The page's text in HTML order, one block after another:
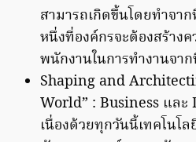
สามารถเกิดขึ้นโดยทำจา
หนึ่งที่องค์กรจะต้องสร้าง
พนักงานในการทำงานจา
Shaping and
World” : Business แล
เนื่องด้วยทุกวันนี้เทคโนโ